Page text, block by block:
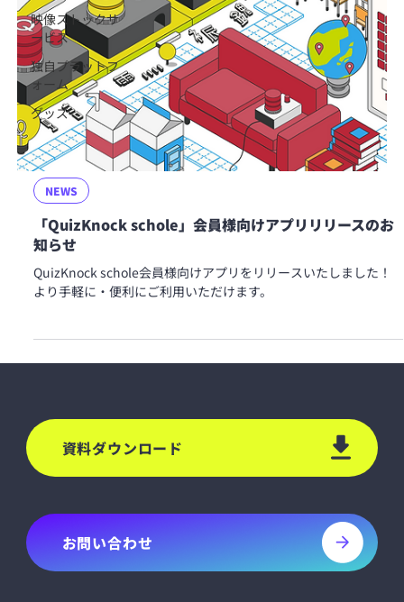
映像ストックサ
ービス
独自プラットフ
ォーム
グッズ
NEWS
「QuizKnock schole」会員様向けアプリリリースのお
知らせ
QuizKnock schole会員様向けアプリをリリースいたしました！
より手軽に・便利にご利用いただけます。
お問い合わせ
資料ダウンロード